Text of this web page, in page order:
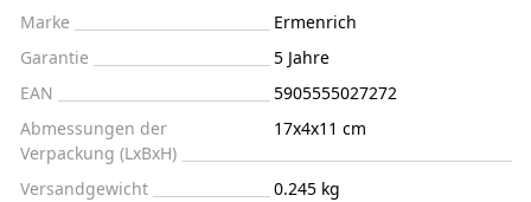
Marke
Ermenrich
Garantie
5 Jahre
EAN
5905555027272
Abmessungen der
Verpackung (LxBxH)
17x4x11 cm
Versandgewicht
0.245 kg